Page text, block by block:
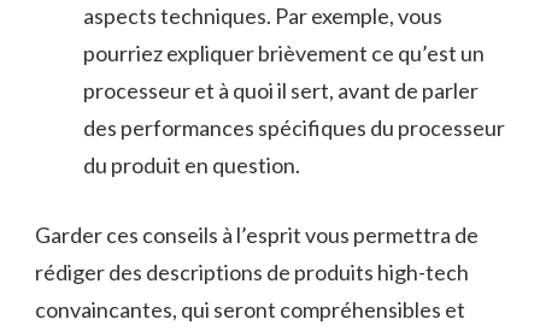
aspects techniques.​ Par exemple, vous
pourriez expliquer ⁣brièvement ce ‌qu’est​ un
processeur et à quoi ‍il sert,​ avant de ​parler
des performances‌ spécifiques du processeur
du produit en question.
Garder ces conseils‍ à‌ l’esprit vous permettra de
rédiger des descriptions de⁢ produits ‍high-tech ​
convaincantes, qui seront compréhensibles et